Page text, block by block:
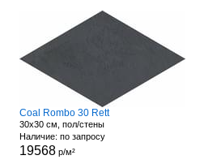
Coal Rombo 30 Rett
30x30 см, пол/стены
Наличие: по запросу
19568р/м²